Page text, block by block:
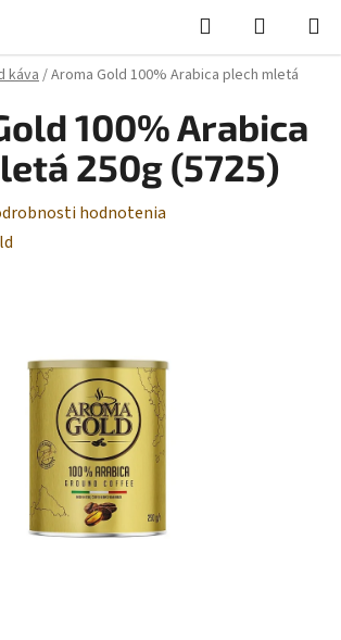
Hľadať
KOŠÍK
káva/Aroma Gold 100% Arabica plech mletá
100% Arabica
250g (5725)
hodnotenia